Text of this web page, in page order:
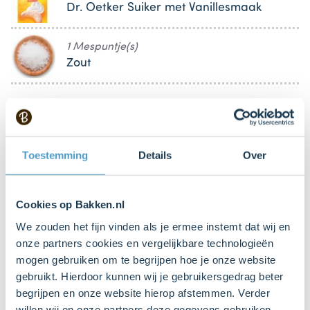
Toestemming Details Over
Cookies op Bakken.nl
We zouden het fijn vinden als je ermee instemt dat wij en
onze partners cookies en vergelijkbare technologieën
mogen gebruiken om te begrijpen hoe je onze website
gebruikt. Hierdoor kunnen wij je gebruikersgedrag beter
begrijpen en onze website hierop afstemmen. Verder
Dr. Oetker Suiker met Vanillesmaak
1 Mespuntje(s)
Zout
150 ml
Zonnebloemolie
300 g (gram)
Blauwe bessen